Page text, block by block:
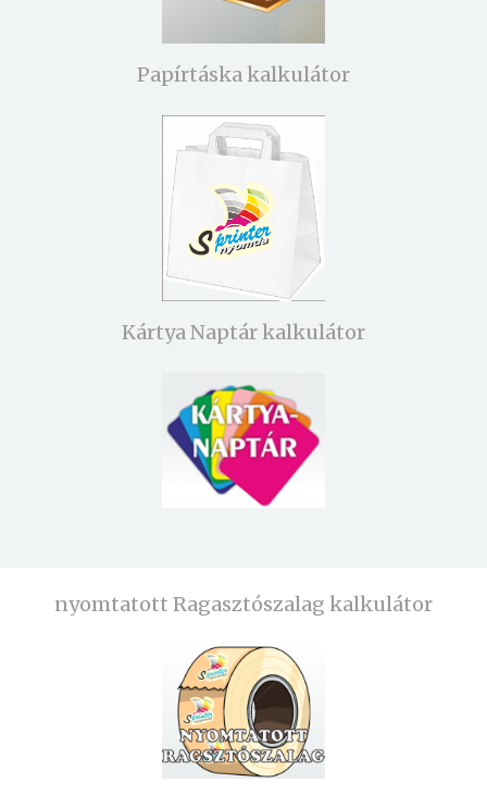
Papírtáska kalkulátor
Kártya Naptár kalkulátor
nyomtatott Ragasztószalag kalkulátor